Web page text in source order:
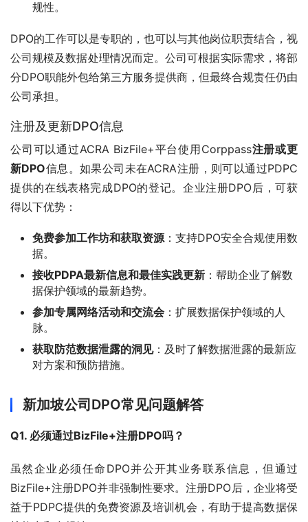
规性。
DPO的工作可以是专职的，也可以与其他岗位职责结合，视
公司规模及数据处理情况而定。公司可根据实际需求，将部
分DPO职能外包给第三方服务提供商，但最终合规责任仍由
公司承担。
注册及更新DPO信息
公司可以通过ACRA BizFile+平台使用Corppass注册或更
新DPO信息。如果公司未在ACRA注册，则可以通过PDPC
提供的在线表格完成DPO的登记。企业注册DPO后，可获
得以下优势：
免费参加工作坊和获取资源：支持DPO安全合规使用数
据。
接收PDPA最新信息和最佳实践更新 ：帮助企业了解数
据保护领域的最新趋势。
参加专属网络活动和交流会 ：扩展数据保护领域的人
脉。
获取防范数据泄露的洞见：及时了解数据泄露的最新应
对方案和预防措施。
新加坡公司DPO常见问题解答
Q1. 必须通过BizFile+注册DPO吗？
虽然企业必须任命DPO并公开其业务联系信息，但通过
BizFile+注册DPO并非强制性要求。注册DPO后，企业将受
益于PDPC提供的免费资源及培训机会，有助于提高数据保